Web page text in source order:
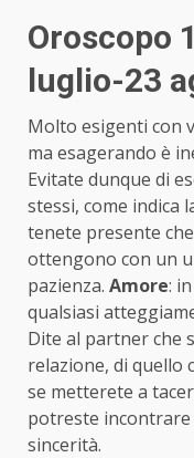
Oroscopo
luglio-23
Molto esigenti con
ma esagerando è
Evitate dunque di
stessi, come indica
tenete presente
ottengono con un
pazienza. Amore:
qualsiasi
Dite al partner che
relazione, di quello
se metterete a
potreste incontrare
sincerità.